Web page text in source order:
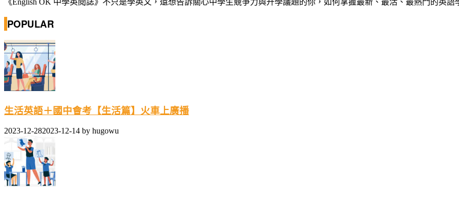
《English OK 中學英閱誌》不只是學英文，還想告訴關心中學生競爭力與升學議題的你，如何掌握最新、最活、最熱門的英語
POPULAR
生活英語＋國中會考【生活篇】火車上廣播
2023-12-282023-12-14 by hugowu